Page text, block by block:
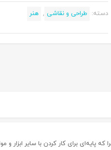
دسته: طراحی و نقاشی , هنر
پایه‌ای برای کار کردن با سایر